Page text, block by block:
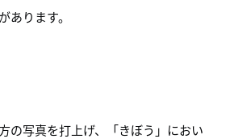
あります。
の写真を打上げ、「きぼう」におい